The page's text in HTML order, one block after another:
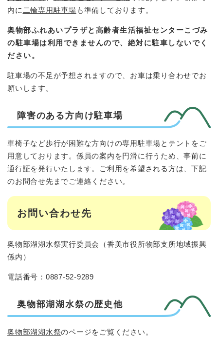
内に 二輪専用駐車場 も準備しております。
奥物部ふれあいプラザと高齢者生活福祉センターこづみ
の駐車場は利用できませんので、絶対に駐車しないでく
ださい。
駐車場の不足が予想されますので、お車は乗り合わせでお
願いします。
障害のある方向け駐車場
車椅子など歩行が困難な方向けの専用駐車場とテントをご
用意しております。係員の案内を円滑に行うため、事前に
通行証を発行いたします。ご利用を希望される方は、下記
のお問合せ先までご連絡ください。
お問い合わせ先
奥物部湖湖水祭実行委員会（香美市役所物部支所地域振興
係内）
電話番号：0887-52-9289
奥物部湖湖水祭の歴史他
奥物部湖湖水祭のページをご覧ください。